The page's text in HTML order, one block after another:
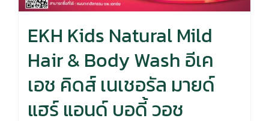
EKH Kids Natural Mild
Hair & Body Wash อีเค
เอช คิดส์ เนเชอรัล มายด์
แฮร์ แอนด์ บอดี้ วอช